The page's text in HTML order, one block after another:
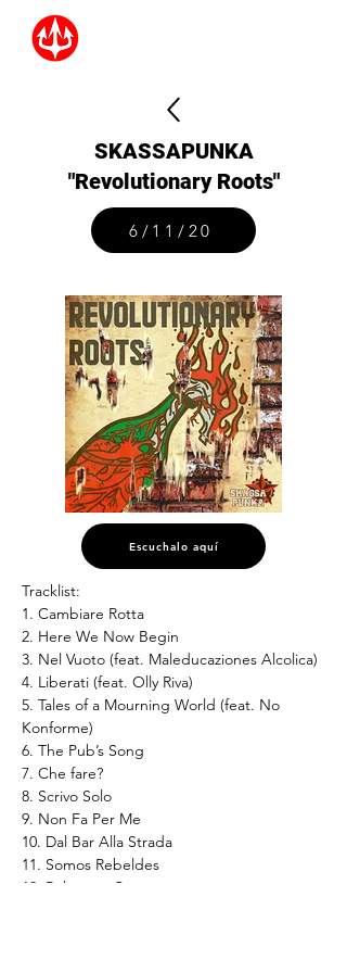
SKASSAPUNKA
"Revolutionary Roots"
6/11/20
Escuchalo aquí
Tracklist:
1. Cambiare Rotta
2. Here We Now Begin
3. Nel Vuoto (feat. Maleducaziones Alcolica)
4. Liberati (feat. Olly Riva)
5. Tales of a Mourning World (feat. No
Konforme)
6. The Pub’s Song
7. Che fare?
8. Scrivo Solo
9. Non Fa Per Me
10. Dal Bar Alla Strada
11. Somos Rebeldes
12. Polvere e Cemento